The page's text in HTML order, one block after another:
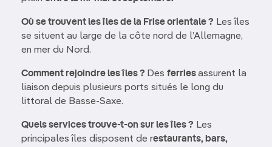
Où se trouvent les îles de la Frise orientale ? Les îles
se situent au large de la côte nord de l’Allemagne,
en mer du Nord.
Comment rejoindre les îles ? Des ferriesassurent la
liaison depuis plusieurs ports situés le long du
littoral de Basse-Saxe.
Quels services trouve-t-on sur les îles ? Les
principales îles disposent de restaurants, bars,